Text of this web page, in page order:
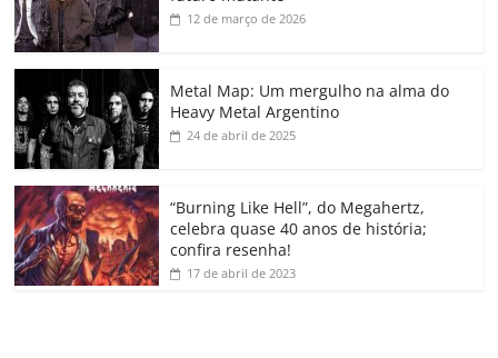
b
o
o
k
A
p
dI e
a
ss
o
m
k h
12 de março de 2026
Metal Map: Um mergulho na alma do
Heavy Metal Argentino
24 de abril de 2025
“Burning Like Hell”, do Megahertz,
celebra quase 40 anos de história;
confira resenha!
17 de abril de 2023